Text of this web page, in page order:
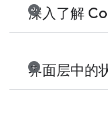
深入了解
界面层中的